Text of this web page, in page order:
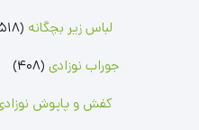
شلوار پسرانه
رامپر پسرانه
جوراب پسرانه
لباس زیر بچگانه (518)
جوراب نوزادی (408)
کفش و پاپوش